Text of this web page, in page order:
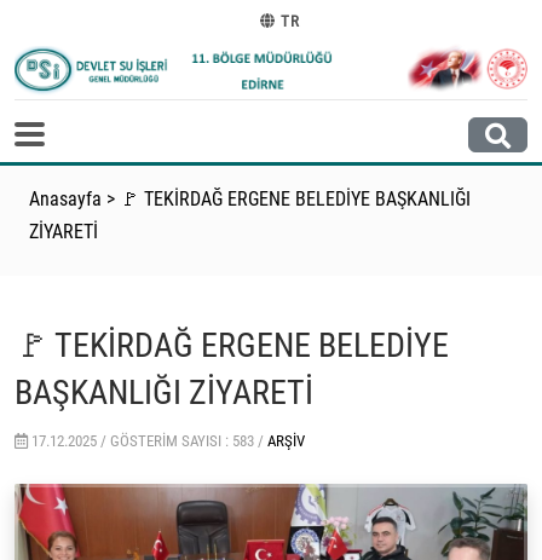
TR
Anasayfa > 🚩 TEKİRDAĞ ERGENE BELEDİYE BAŞKANLIĞI
ZİYARETİ
🚩 TEKİRDAĞ ERGENE BELEDİYE
BAŞKANLIĞI ZİYARETİ
17.12.2025 / GÖSTERIM SAYISI : 583 / ARŞIV